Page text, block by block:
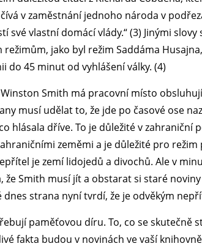
v zaměstnání jednoho národa v
své vlastní domácí vlády.“ (3) Jinými
jako byl režim Saddáma
do 45 minut od vyhlášení války. (4)
Winston Smith má pracovní místo
musí udělat to, že jde po časové ose
hlásala dříve. To je důležité v zahraniční
zeměmi a je důležité pro
je zemí lidojedů a divochů. Ale v
že Smith musí jít a obstarat si staré
dnes strana nyní tvrdí, že je odvěkým
paměťovou díru. To, co se
fakta budou v novinách ve vaší